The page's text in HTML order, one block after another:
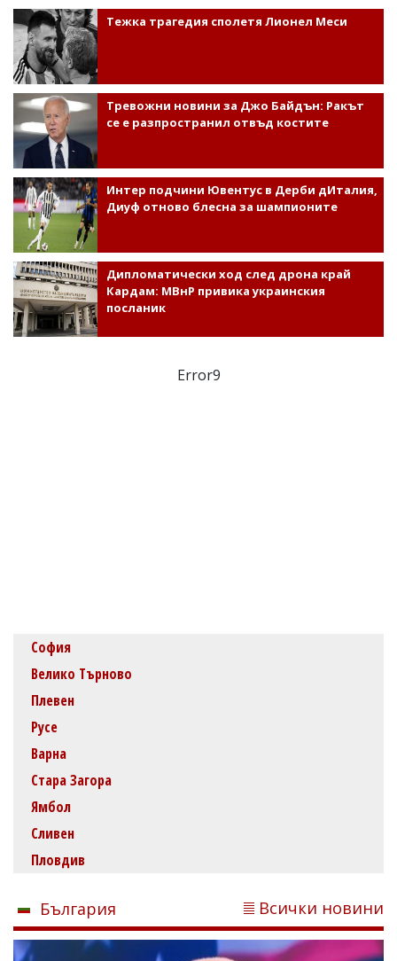
Тежка трагедия сполетя Лионел Меси
Тревожни новини за Джо Байдън: Ракът
се е разпространил отвъд костите
Интер подчини Ювентус в Дерби дИталия,
Диуф отново блесна за шампионите
Дипломатически ход след дрона край
Кардам: МВнР привика украинския
посланик
Error9
София
Велико Търново
Плевен
Русе
Варна
Стара Загора
Ямбол
Сливен
Пловдив
България Всички новини